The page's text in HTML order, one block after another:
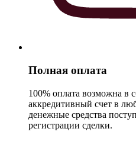
Полная оплата
100% оплата возможна в
аккредитивный счет в
денежные средства
регистрации сделки.